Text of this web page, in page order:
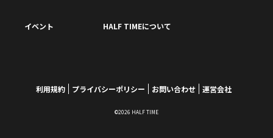
イベント HALF TIMEについて
利用規約 プライバシーポリシー お問い合わせ 運営会社
©2026 HALF TIME